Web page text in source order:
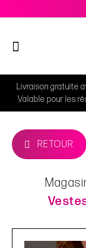
Livraison gratuite
Valable pour les
RETOUR